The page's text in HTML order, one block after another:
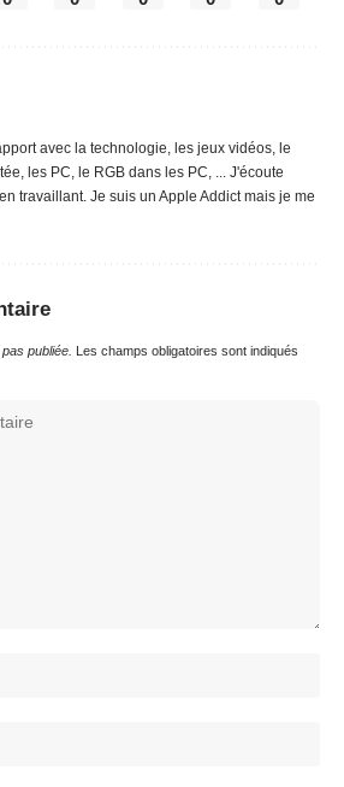
avec la technologie, les jeux vidéos, le
les PC, le RGB dans les PC, ... J'écoute
travaillant. Je suis un Apple Addict mais je me
publiée. Les champs obligatoires sont indiqués